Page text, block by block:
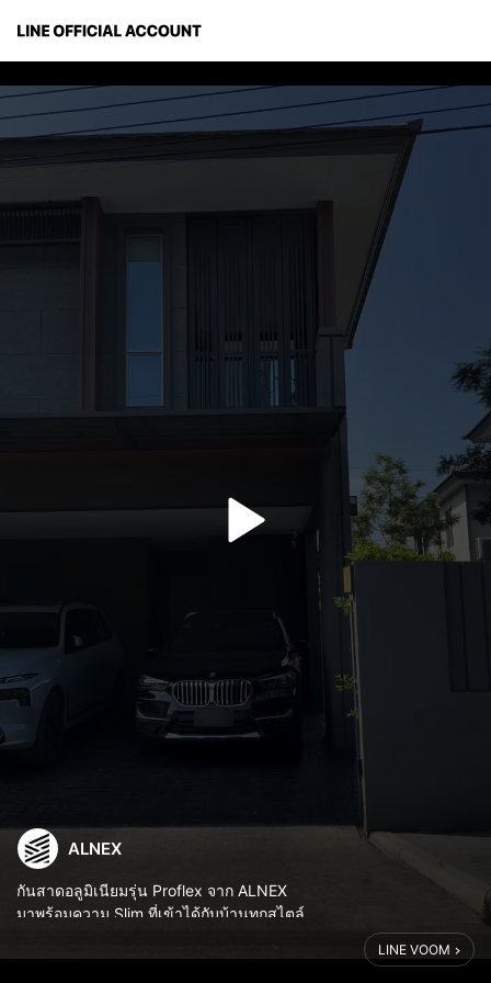
ALNEX
กันสาดอลูมิเนียมรุ่น Proflex จาก ALNEX
มาพร้อมความ Slim ที่เข้าได้กับบ้านทุกสไตล์
LINE VOOM